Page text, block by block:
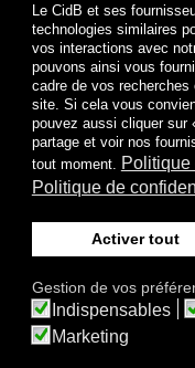
Le CidB et ses
technologies similaires
vos interactions avec
pouvons ainsi vous
cadre de vos
site. Si cela vous
pouvez aussi cliquer sur
partage et voir nos
tout moment.
Politique de
Activer tout
Gestion de vos
Indispensables
Marketing
J’ai lu et j’accepte
Politique de
Je m'abonne
© 2009-